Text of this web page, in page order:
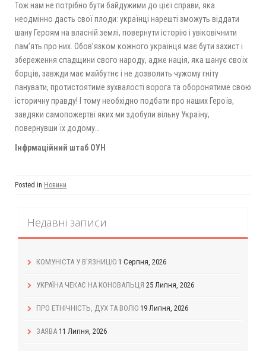
Тож нам не потрібно бути байдужими до цієї справи, яка
неодмінно дасть свої плоди: українці нарешті зможуть віддати
шану Героям на власній землі, повернути історію і увіковічнити
пам’ять про них. Обов’язком кожного українця має бути захист і
збереження спадщини свого народу, адже нація, яка шанує своїх
борців, завжди має майбутнє і не дозволить чужому гніту
панувати, протистоятиме зухвалості ворога та оборонятиме свою
історичну правду! І тому необхідно подбати про наших Героїв,
завдяки самопожертві яких ми здобули вільну Україну,
повернувши їх додому…
Інфрмаційний штаб ОУН
Posted in Новини
Недавні записи
КОМУНІСТА У В’ЯЗНИЦЮ 1 Серпня, 2026
УКРАЇНА ЧЕКАЄ НА КОНОВАЛЬЦЯ 25 Липня, 2026
ПРО ЕТНІЧНІСТЬ, ДУХ ТА ВОЛЮ 19 Липня, 2026
ЗАЯВА 11 Липня, 2026